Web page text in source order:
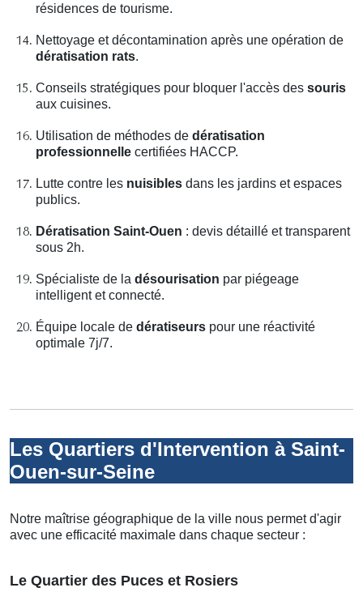
résidences de tourisme.
Nettoyage et décontamination après une opération de
dératisation rats.
Conseils stratégiques pour bloquer l'accès des souris
aux cuisines.
Utilisation de méthodes de dératisation
professionnelle certifiées HACCP.
Lutte contre les nuisibles dans les jardins et espaces
publics.
Dératisation Saint-Ouen : devis détaillé et transparent
sous 2h.
Spécialiste de la désourisation par piégeage
intelligent et connecté.
Équipe locale de dératiseurs pour une réactivité
optimale 7j/7.
Les Quartiers d'Intervention à Saint-
Ouen-sur-Seine
Notre maîtrise géographique de la ville nous permet d'agir
avec une efficacité maximale dans chaque secteur :
Le Quartier des Puces et Rosiers